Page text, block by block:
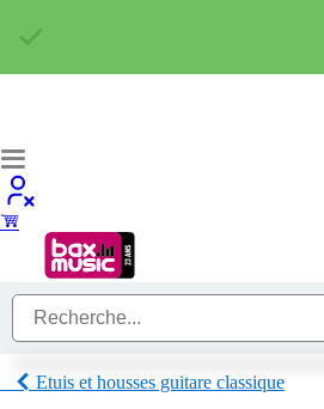
Etuis et housses guitare classique